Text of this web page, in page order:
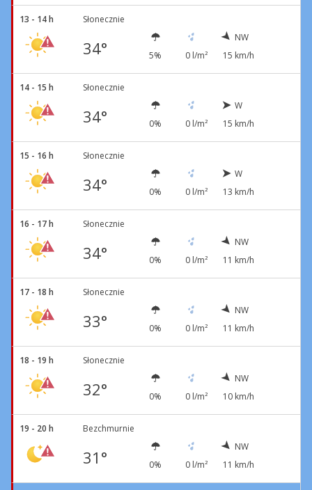
13 - 14 h Słonecznie
34° 5% 0 l/m²
NW
15 km/h
14 - 15 h Słonecznie
34° 0% 0 l/m²
W
15 km/h
15 - 16 h Słonecznie
34° 0% 0 l/m²
W
13 km/h
16 - 17 h Słonecznie
34° 0% 0 l/m²
NW
11 km/h
17 - 18 h Słonecznie
33° 0% 0 l/m²
NW
11 km/h
18 - 19 h Słonecznie
32° 0% 0 l/m²
NW
10 km/h
19 - 20 h Bezchmurnie
31° 0% 0 l/m²
NW
11 km/h